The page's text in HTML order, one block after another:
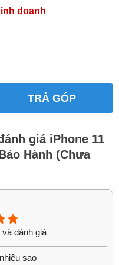
kĩ càng tuân thủ theo những
ra, HungMobile còn có sẵn
có thể chọn cho mình sản
nhu cầu thẩm mỹ.
Đổi Bảo Hành nguyên zin,
phẩm iPhone 11 nguyên
hay thay thế linh kiện. Do
thuật của HungMobile sẵn
doanh
TRẢ GÓP
giá iPhone 11
Hành (Chưa
đánh giá
sao